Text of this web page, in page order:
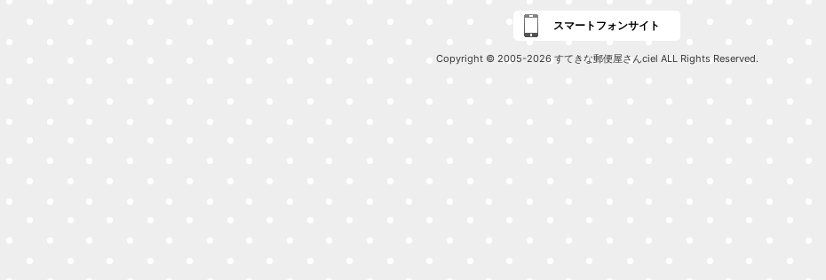
スマートフォンサイト
Copyright © 2005-2026 すてきな郵便屋さんciel ALL Rights Reserved.